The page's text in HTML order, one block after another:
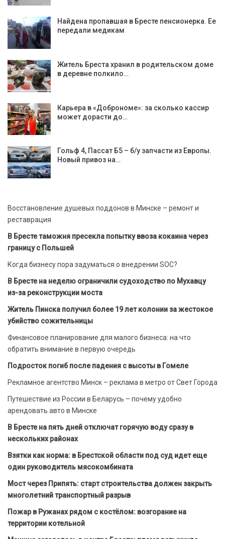
Найдена пропавшая в Бресте пенсионерка. Ее
передали медикам
Житель Бреста хранил в родительском доме
в деревне полкило…
Карьера в «Доброноме»: за сколько кассир
может дорасти до…
Гольф 4, Пассат Б5 – б/у запчасти из Европы.
Новый привоз на…
Восстановление душевых поддонов в Минске – ремонт и
реставрация
В Бресте таможня пресекла попытку ввоза кокаина через
границу с Польшей
Когда бизнесу пора задуматься о внедрении SOC?
В Бресте на неделю ограничили судоходство по Мухавцу
из-за реконструкции моста
Житель Пинска получил более 19 лет колонии за жестокое
убийство сожительницы
Финансовое планирование для малого бизнеса: на что
обратить внимание в первую очередь
Подросток погиб после падения с высоты в Гомеле
Рекламное агентство Минск – реклама в метро от Свет Города
Путешествие из России в Беларусь – почему удобно
арендовать авто в Минске
В Бресте на пять дней отключат горячую воду сразу в
нескольких районах
Взятки как норма: в Брестской области под суд идет еще
один руководитель мясокомбината
Мост через Припять: старт строительства должен закрыть
многолетний транспортный разрыв
Пожар в Ружанах рядом с костёлом: возгорание на
территории котельной